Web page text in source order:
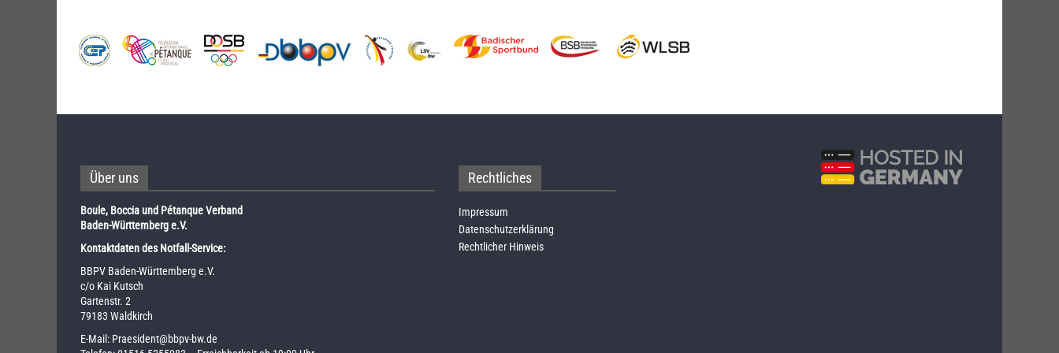
Über uns
Boule, Boccia und Pétanque Verband
Baden-Württemberg e.V.
Kontaktdaten des Notfall-Service:
BBPV Baden-Württemberg e.V.
c/o Kai Kutsch
Gartenstr. 2
79183 Waldkirch
E-Mail: Praesident@bbpv-bw.de
Rechtliches
Impressum
Datenschutzerklärung
Rechtlicher Hinweis